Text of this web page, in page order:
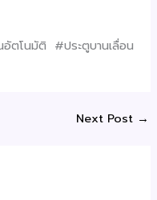
ตโนมัติ #ประตูบานเลื่อน
Next Post →